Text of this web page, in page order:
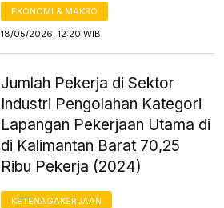
EKONOMI & MAKRO
18/05/2026, 12:20 WIB
Jumlah Pekerja di Sektor
Industri Pengolahan Kategori
Lapangan Pekerjaan Utama di
di Kalimantan Barat 70,25
Ribu Pekerja (2024)
KETENAGAKERJAAN